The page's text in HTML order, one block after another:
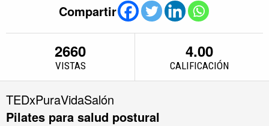
Compartir
2660
VISTAS
4.00
CALIFICACIÓN
TEDxPuraVidaSalón
Pilates para salud postural